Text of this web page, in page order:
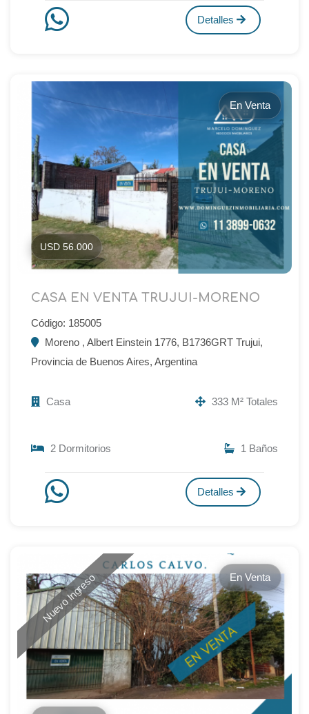
Detalles
En Venta
USD 56.000
CASA EN VENTA TRUJUI-MORENO
Código: 185005
Moreno , Albert Einstein 1776, B1736GRT Trujui,
Provincia de Buenos Aires, Argentina
Casa 333 M² Totales
2 Dormitorios 1 Baños
Detalles
Nuevo Ingreso En Venta